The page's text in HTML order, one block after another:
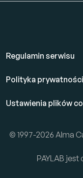
Regulamin serwisu
Polityka
Ustawienia plików
© 1997-2026 Alma
PAYLAB jest